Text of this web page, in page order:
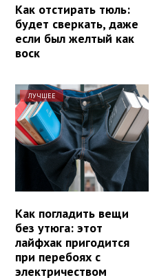
Как отстирать тюль:
будет сверкать, даже
если был желтый как
воск
ЛУЧШЕЕ
Как погладить вещи
без утюга: этот
лайфхак пригодится
при перебоях с
электричеством